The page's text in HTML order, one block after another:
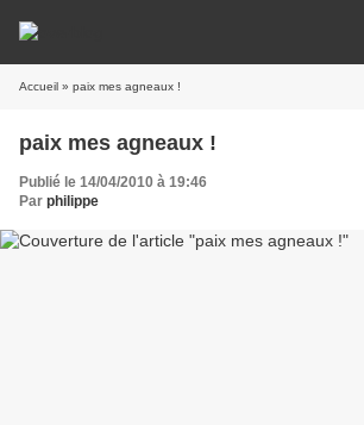
Accueil » paix mes agneaux !
paix mes agneaux !
Publié le 14/04/2010 à 19:46
Par philippe